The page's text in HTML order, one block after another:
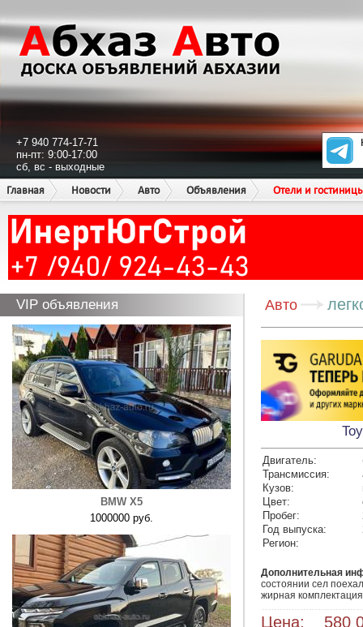
+7 940 774-17-71
пн-пт: 9:00-17:00
сб, вс - выходные
Главная
Новости Авто Объявления Отели и
VIP объявления
BMW X5
1000000 руб.
Авто
Двигатель:
Трансмиссия:
Кузов:
Цвет:
Пробег:
Год выпуска:
Регион:
Дополнительная
состоянии сел
жирная
Цена: 580